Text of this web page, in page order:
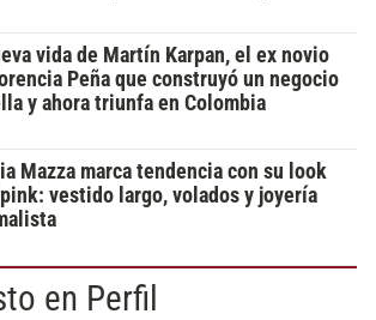
vida de Martín Karpan, el ex novio
Peña que construyó un negocio
y ahora triunfa en Colombia
Mazza marca tendencia con su look
vestido largo, volados y joyería
en Perfil